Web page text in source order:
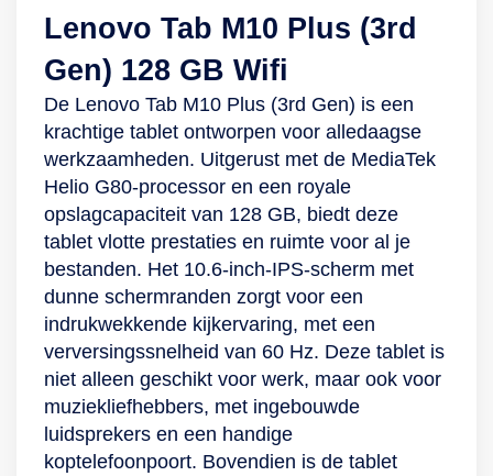
meegeleverde 45-
watt-snellader zal je
stroom komen te
zitten tijdens je
videocall.
gebruik van de
tablet. Daarnaast
voorzien van
software- en
beveiligingsupdates,
zodat jij altijd up-to-
date en beschermd
laat ze via
kindvriendelijke
schermopnametijd
verantwoorde
plezier beleven!
camera’s Deze
Samsung-tablet is
van camera’s. Op de
behuizing zit een 8-
megapixelcamera
Lenovo Tab M10 Plus (3rd
Gen) 128 GB Wifi
De Lenovo Tab M10 Plus (3rd Gen) is een
krachtige tablet ontworpen voor alledaagse
werkzaamheden. Uitgerust met de MediaTek
Helio G80-processor en een royale
opslagcapaciteit van 128 GB, biedt deze
tablet vlotte prestaties en ruimte voor al je
bestanden. Het 10.6-inch-IPS-scherm met
dunne schermranden zorgt voor een
indrukwekkende kijkervaring, met een
verversingssnelheid van 60 Hz. Deze tablet is
niet alleen geschikt voor werk, maar ook voor
muziekliefhebbers, met ingebouwde
luidsprekers en een handige
koptelefoonpoort. Bovendien is de tablet